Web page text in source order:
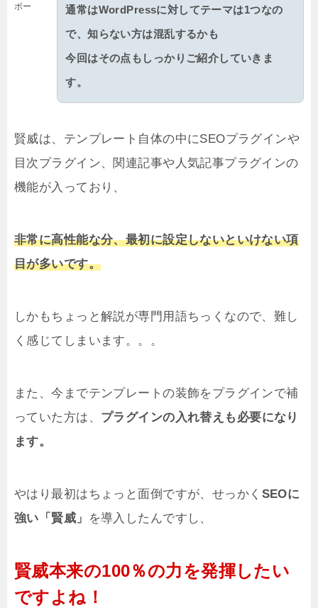
ボー
通常はWordPressに対してテーマは1つなの
で、知らない方は混乱するかも
今回はその点もしっかりご紹介していきま
す。
賢威は、テンプレート自体の中にSEOプラグインや
目次プラグイン、関連記事や人気記事プラグインの
機能が入っており、
非常に高性能な分、最初に設定しないといけない項
目が多いです。
しかもちょっと解説が専門用語ちっくなので、難し
く感じてしまいます。。。
また、今までテンプレートの装飾をプラグインで補
っていた方は、 プラグインの入れ替えも必要になり
ます。
やはり最初はちょっと面倒ですが、せっかく SEOに
強い「賢威」
を導入したんですし、
賢威本来の100％の力を発揮したい
ですよね！